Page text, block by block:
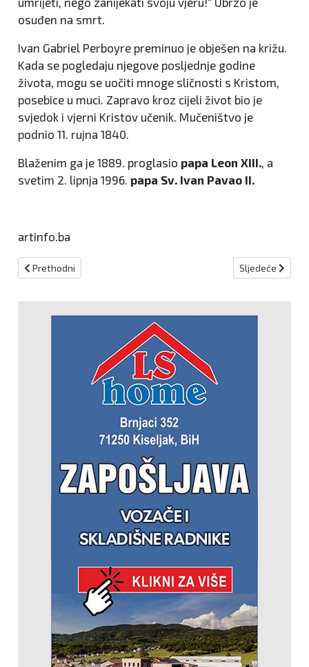
osuđen na smrt.
Ivan Gabriel Perboyre preminuo je obješen na križu.
Kada se pogledaju njegove posljednje godine
života, mogu se uočiti mnoge sličnosti s Kristom,
posebice u muci. Zapravo kroz cijeli život bio je
svjedok i vjerni Kristov učenik. Mučeništvo je
podnio 11. rujna 1840.
Blaženim ga je 1889. proglasio papa Leon XIII., a
svetim 2. lipnja 1996. papa Sv. Ivan Pavao II.
artinfo.ba
Prethodni članak: Kard. Puljić u krugu obitelji i prijatelja proslavio
Prethodni Sljedeći članak:
Sljedeće